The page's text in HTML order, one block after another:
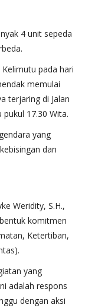
4 unit sepeda
pada hari
memulai
terjaring di Jalan
17.30 Wita.
yang
dan
Weridity, S.H.,
komitmen
Ketertiban,
yang
adalah respons
dengan aksi